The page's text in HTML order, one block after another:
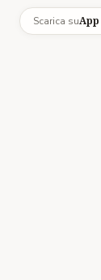
Scarica su